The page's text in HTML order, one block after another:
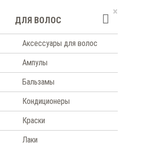
×
ДЛЯ ВОЛОС
Аксессуары для волос
Ампулы
Бальзамы
Кондиционеры
Краски
Лаки